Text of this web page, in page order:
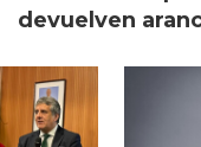
devuelven